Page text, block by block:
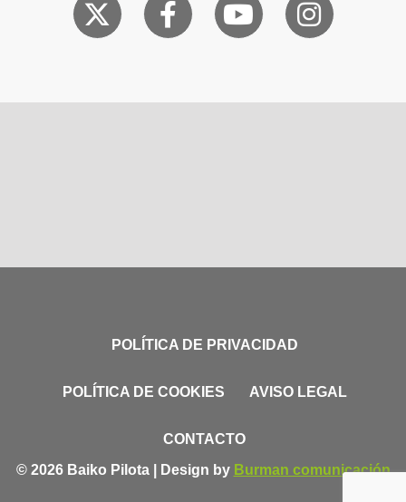
POLÍTICA DE PRIVACIDAD
POLÍTICA DE COOKIES AVISO LEGAL
CONTACTO
© 2026 Baiko Pilota | Design by Burman comunicación